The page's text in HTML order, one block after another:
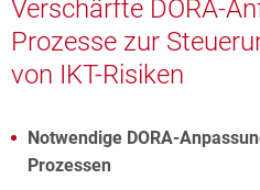
Verschärfte DORA-
Prozesse zur
von IKT-Risiken
Notwendige DORA-
Prozessen